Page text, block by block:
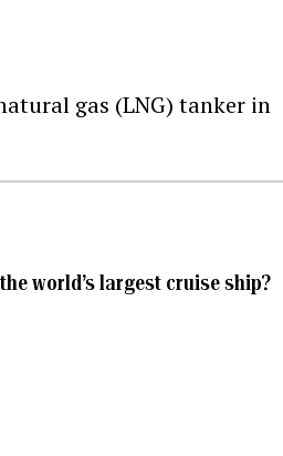
gas (LNG) tanker in
world’s largest cruise ship?